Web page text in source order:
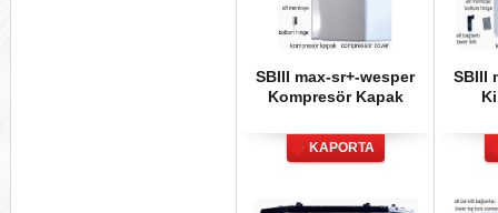
SBIII max-sr+-wesper
Kompresör Kapak
KAPORTA
SBIII